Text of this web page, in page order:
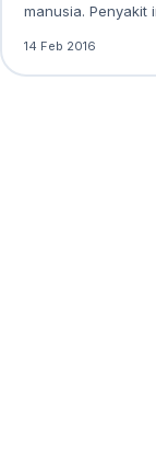
manusia.
14 Feb 2016